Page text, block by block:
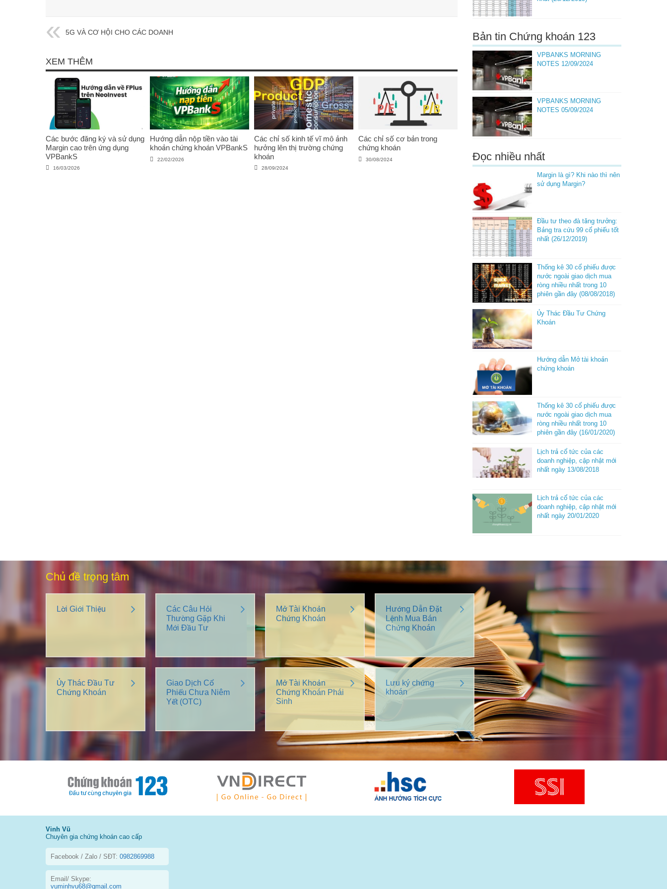
5G VÀ CƠ HỘI CHO CÁC DOANH
XEM THÊM
Các bước đăng ký và sử dụng
Margin cao trên ứng dụng
VPBankS
16/03/2026
Hướng dẫn nộp tiền vào tài
khoản chứng khoán VPBankS
22/02/2026
Các chỉ số kinh tế vĩ mô ảnh
hưởng lên thị trường chứng
khoán
28/09/2024
Các chỉ số cơ bản trong
chứng khoán
30/08/2024
Bản tin Chứng khoán 123
VPBANKS MORNING
NOTES 12/09/2024
VPBANKS MORNING
NOTES 05/09/2024
Đọc nhiều nhất
Margin là gì? Khi nào thì nên
sử dụng Margin?
Đầu tư theo đà tăng trưởng:
Bảng tra cứu 99 cổ phiếu tốt
nhất (26/12/2019)
Thống kê 30 cổ phiếu được
nước ngoài giao dịch mua
ròng nhiều nhất trong 10
phiên gần đây (08/08/2018)
Ủy Thác Đầu Tư Chứng
Khoán
Hướng dẫn Mở tài khoản
chứng khoán
Thống kê 30 cổ phiếu được
nước ngoài giao dịch mua
ròng nhiều nhất trong 10
phiên gần đây (16/01/2020)
Lịch trả cổ tức của các
doanh nghiệp, cập nhật mới
nhất ngày 13/08/2018
Lịch trả cổ tức của các
doanh nghiệp, cập nhật mới
nhất ngày 20/01/2020
Chủ đề trọng tâm
Lời Giới Thiệu
Các Câu Hỏi
Thường Gặp Khi
Mới Đầu Tư
Mở Tài Khoản
Chứng Khoán
Hướng Dẫn Đặt
Lệnh Mua Bán
Chứng Khoán
Ủy Thác Đầu Tư
Chứng Khoán
Giao Dịch Cổ
Phiếu Chưa Niêm
Yết (OTC)
Mở Tài Khoản
Chứng Khoán Phái
Sinh
Lưu ký chứng
khoán
Vinh Vũ
Chuyên gia chứng khoán cao cấp
Facebook / Zalo / SĐT: 0982869988
Email/ Skype:
vuminhvu68@gmail.com